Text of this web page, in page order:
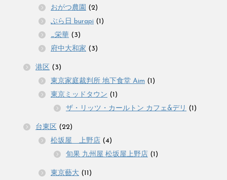
おがつ農園 (2)
ぶら日 burapi (1)
_栄華 (3)
府中大和家 (3)
港区 (3)
東京家庭裁判所 地下食堂 Aim (1)
東京ミッドタウン (1)
ザ・リッツ・カールトン カフェ&デリ (1)
台東区 (22)
松坂屋 上野店 (4)
旬果 九州屋 松坂屋上野店 (1)
東京藝大 (11)